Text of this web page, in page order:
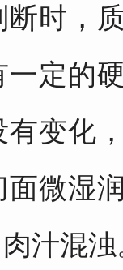
时，
一定的
变化
微湿
汁混浊